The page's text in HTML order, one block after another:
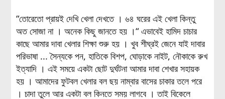
“তোরেতো প্রায়ই দেখি খেলা দেখতে । ৬৪ ঘরের এই খেলা কিন্তু
অত সোজা না । অনেক কিছু জানতে হয় ।“ এভাবেই হামিদ চাচার
কাছে আমার দাবা খেলার শিক্ষা শুরু হয় । খুব শীঘ্রই জেনে যাই দাবার
পরিভাষা ... সৈন্যকে পন, হাতিকে বিশপ, ঘোড়াকে নাইট, নৌকাকে রুখ
ইত্যাদি । এই সময়ে একটা ছোট দুর্ঘটনা আমার দাবা শেখার সহায়ক
হয় । আমাদের ফুটবল খেলার বল ছয় নাম্বার বাসের চাকার তলে পরে
। চাদা তুলে আর একটা বল কিনতে সময় লাগবে । তাই বিকেলে